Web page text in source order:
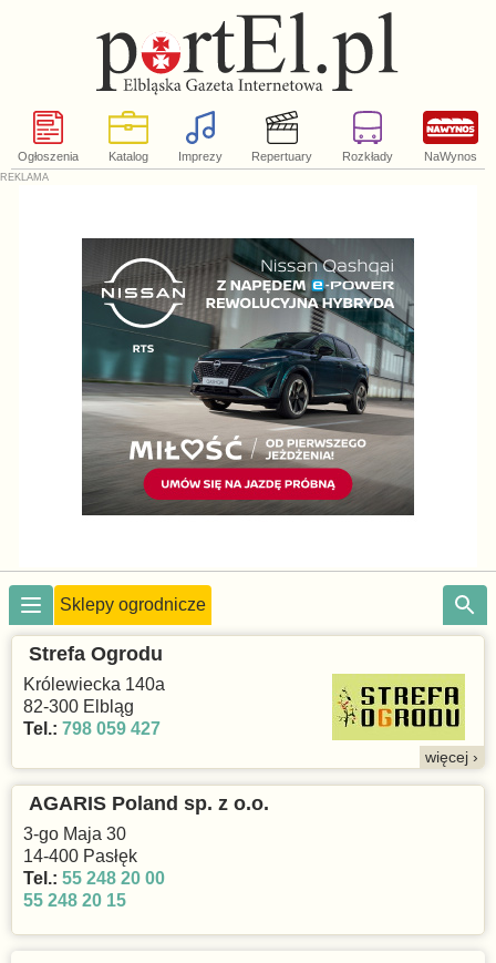
Ogłoszenia Katalog Imprezy Repertuary Rozkłady NaWynos
Sklepy ogrodnicze
Strefa Ogrodu
Królewiecka 140a
82-300 Elbląg
Tel.: 798 059 427
więcej ›
AGARIS Poland sp. z o.o.
3-go Maja 30
14-400 Pasłęk
Tel.: 55 248 20 00
55 248 20 15